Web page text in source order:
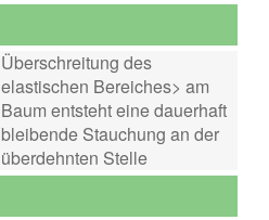
Überschreitung des
elastischen Bereiches> am
Baum entsteht eine dauerhaft
bleibende Stauchung an der
überdehnten Stelle